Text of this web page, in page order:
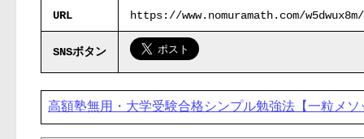
URL https://www.nomuramath.com/w5dwux8m/
SNSボタン
高額塾無用・大学受験合格シンプル勉強法【一粒メソ